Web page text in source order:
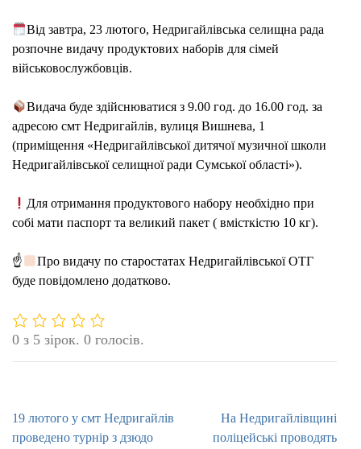
Від завтра, 23 лютого, Недригайлівська селищна рада
розпочне видачу продуктових наборів для сімей
військовослужбовців.
Видача буде здійснюватися з 9.00 год. до 16.00 год. за
адресою смт Недригайлів, вулиця Вишнева, 1
(приміщення «Недригайлівської дитячої музичної школи
Недригайлівської селищної ради Сумської області»).
Для отримання продуктового набору необхідно при
собі мати паспорт та великий пакет ( вмісткістю 10 кг).
☝
Про видачу по старостатах Недригайлівської ОТГ
буде повідомлено додатково.
0 з 5 зірок. 0 голосів.
Навігація
записів
19 лютого у смт Недригайлів
проведено турнір з дзюдо
На Недригайлівщині
поліцейські проводять